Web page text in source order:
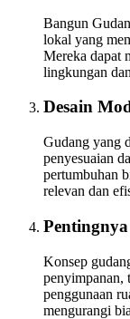
Bangun
lokal yang
Mereka dapat
lingkungan
Desain
Gudang yang
penyesuaian
pertumbuhan
relevan dan
Konsep
penyimpanan,
penggunaan
mengurangi